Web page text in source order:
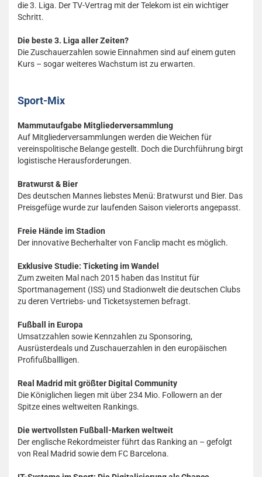
die 3. Liga. Der TV-Vertrag mit der Telekom ist ein wichtiger
Schritt.
Die beste 3. Liga aller Zeiten?
Die Zuschauerzahlen sowie Einnahmen sind auf einem guten
Kurs – sogar weiteres Wachstum ist zu erwarten.
Sport-Mix
Mammutaufgabe Mitgliederversammlung
Auf Mitgliederversammlungen werden die Weichen für
vereinspolitische Belange gestellt. Doch die Durchführung birgt
logistische Herausforderungen.
Bratwurst & Bier
Des deutschen Mannes liebstes Menü: Bratwurst und Bier. Das
Preisgefüge wurde zur laufenden Saison vielerorts angepasst.
Freie Hände im Stadion
Der innovative Becherhalter von Fanclip macht es möglich.
Exklusive Studie: Ticketing im Wandel
Zum zweiten Mal nach 2015 haben das Institut für
Sportmanagement (ISS) und Stadionwelt die deutschen Clubs
zu deren Vertriebs- und Ticketsystemen befragt.
Fußball in Europa
Umsatzzahlen sowie Kennzahlen zu Sponsoring,
Ausrüsterdeals und Zuschauerzahlen in den europäischen
Profifußballligen.
Real Madrid mit größter Digital Community
Die Königlichen liegen mit über 234 Mio. Followern an der
Spitze eines weltweiten Rankings.
Die wertvollsten Fußball-Marken weltweit
Der englische Rekordmeister führt das Ranking an – gefolgt
von Real Madrid sowie dem FC Barcelona.